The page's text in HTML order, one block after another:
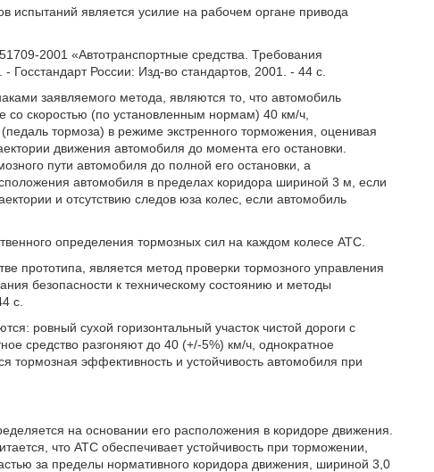
испытаний является усилие на рабочем органе привода
2001 «Автотранспортные средства. Требования
Госстандарт России: Изд-во стандартов, 2001. - 44 с.
заявляемого метода, являются то, что автомобиль
со скоростью (по установленным нормам) 40 км/ч,
тормоза) в режиме экстренного торможения, оценивая
движения автомобиля до момента его остановки.
пути автомобиля до полной его остановки, а
автомобиля в пределах коридора шириной 3 м, если
и отсутствию следов юза колес, если автомобиль
определения тормозных сил на каждом колесе АТС.
прототипа, является метод проверки тормозного управления
безопасности к техническому состоянию и методы
с.
ровный сухой горизонтальный участок чистой дороги с
средство разгоняют до 40 (+/-5%) км/ч, однократное
тормозная эффективность и устойчивость автомобиля при
на основании его расположения в коридоре движения.
что АТС обеспечивает устойчивость при торможении,
за пределы нормативного коридора движения, шириной 3,0